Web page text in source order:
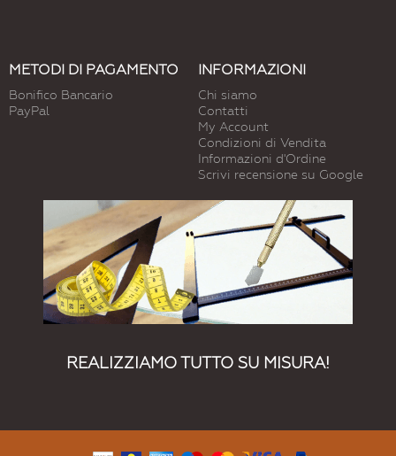
METODI DI PAGAMENTO
Bonifico Bancario
PayPal
INFORMAZIONI
Chi siamo
Contatti
My Account
Condizioni di Vendita
Informazioni d'Ordine
Scrivi recensione su Google
REALIZZIAMO TUTTO SU MISURA!